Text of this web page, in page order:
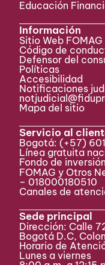
Educación
Información
Sitio Web FOMAG
Código de
Defensor del
Políticas
Accesibilidad
Notificaciones
Mapa del sitio
Servicio al
Bogotá: (+57)
Línea gratuita
Fondo de
FOMAG y Otros
– 018000180510
Canales de
Sede principal
Dirección: Calle
Bogotá D.C,
Horario de
Lunes a viernes